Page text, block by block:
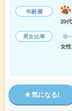
年齢層
20代
男女比率
女性
気になる!